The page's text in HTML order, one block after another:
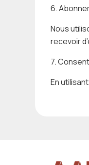
6.
Nous
recevoir
7.
En